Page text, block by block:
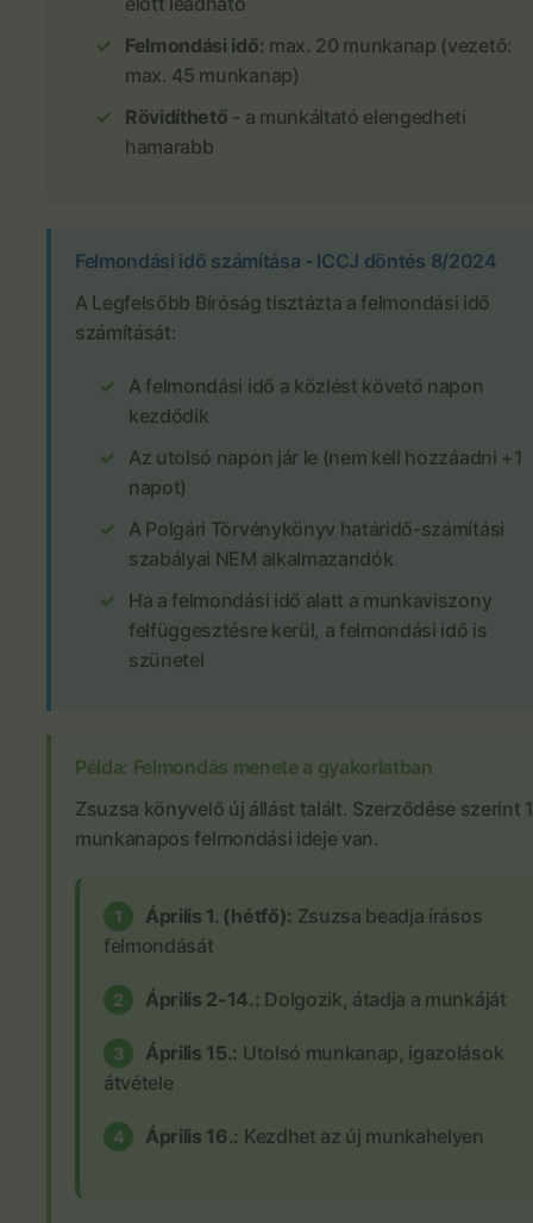
Felmondási idő: max. 20 munkanap (vezető:
max. 45 munkanap)
Rövidíthető - a munkáltató elengedheti
hamarabb
Felmondási idő számítása - ICCJ döntés 8/2024
A Legfelsőbb Bíróság tisztázta a felmondási idő
számítását:
A felmondási idő a közlést követő napon
kezdődik
Az utolsó napon jár le (nem kell hozzáadni +1
napot)
A Polgári Törvénykönyv határidő-számítási
szabályai NEM alkalmazandók
Ha a felmondási idő alatt a munkaviszony
felfüggesztésre kerül, a felmondási idő is
szünetel
Példa: Felmondás menete a gyakorlatban
Zsuzsa könyvelő új állást talált. Szerződése szerint
munkanapos felmondási ideje van.
1 Április 1. (hétfő): Zsuzsa beadja írásos
felmondását
2 Április 2-14.: Dolgozik, átadja a munkáját
3 Április 15.: Utolsó munkanap, igazolások
átvétele
4 Április 16.: Kezdhet az új munkahelyen